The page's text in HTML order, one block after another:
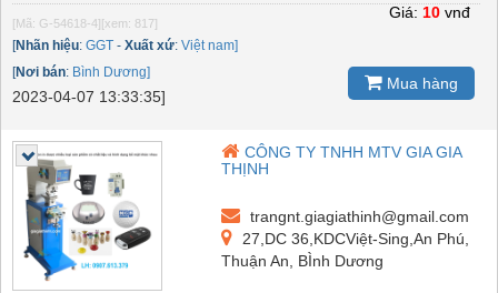
[Mã: G-54618-4][xem: 817]
[Nhãn hiệu: GGT - Xuất xứ: Việt nam]
[Nơi bán: Bình Dương]
2023-04-07 13:33:35]
Giá: 10 vnđ
Mua hàng
CÔNG TY TNHH MTV GIA GIA
THỊNH
trangnt.giagiathinh@gmail.com
27,DC 36,KDCViệt-Sing,An Phú,
Thuận An, BÌnh Dương